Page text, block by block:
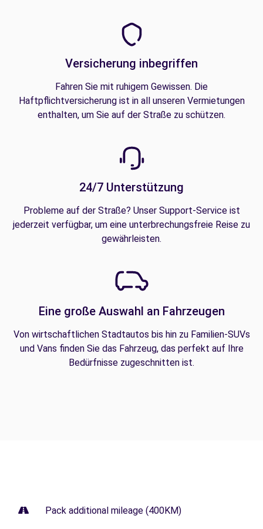
Versicherung inbegriffen
Fahren Sie mit ruhigem Gewissen. Die
Haftpflichtversicherung ist in all unseren Vermietungen
enthalten, um Sie auf der Straße zu schützen.
24/7 Unterstützung
Probleme auf der Straße? Unser Support-Service ist
jederzeit verfügbar, um eine unterbrechungsfreie Reise zu
gewährleisten.
Eine große Auswahl an Fahrzeugen
Von wirtschaftlichen Stadtautos bis hin zu Familien-SUVs
und Vans finden Sie das Fahrzeug, das perfekt auf Ihre
Bedürfnisse zugeschnitten ist.
Pack additional mileage (400KM)